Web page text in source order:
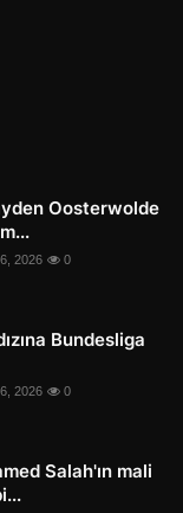
Oosterwolde
2026 0
Bundesliga
2026 0
Salah'ın mali